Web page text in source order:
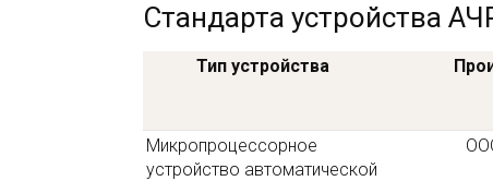
Стандарта устройства
Тип устройства
Микропроцессорное
устройство автоматической